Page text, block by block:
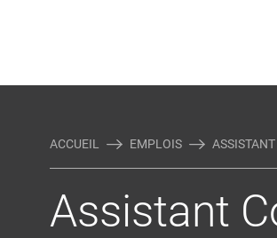
ACCUEIL EMPLOIS
Assistant